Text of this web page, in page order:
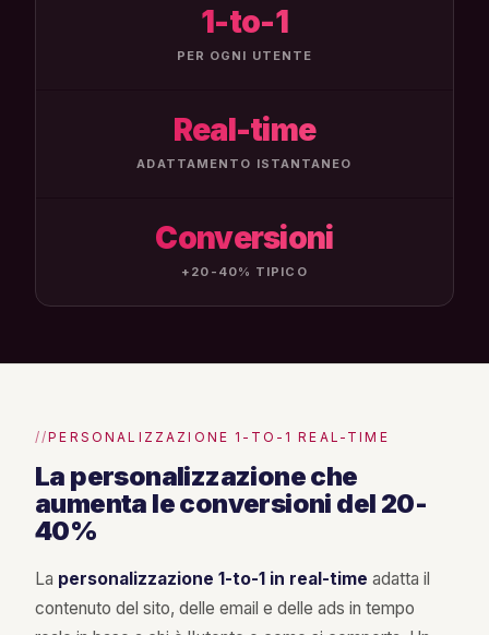
1-to-1
PER OGNI UTENTE
Real-time
ADATTAMENTO ISTANTANEO
Conversioni
+20-40% TIPICO
PERSONALIZZAZIONE 1-TO-1 REAL-TIME
La personalizzazione che
aumenta le conversioni del 20-
40%
La personalizzazione 1-to-1 in real-time adatta il
contenuto del sito, delle email e delle ads in tempo